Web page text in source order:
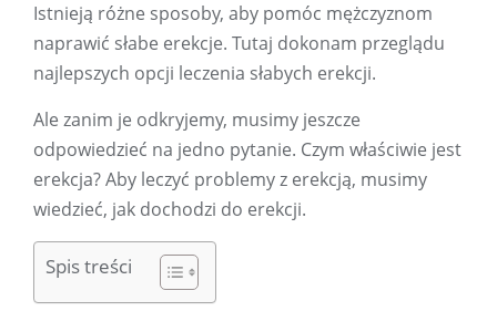
Istnieją różne sposoby, aby pomóc mężczyznom
naprawić słabe erekcje. Tutaj dokonam przeglądu
najlepszych opcji leczenia słabych erekcji.
Ale zanim je odkryjemy, musimy jeszcze
odpowiedzieć na jedno pytanie. Czym właściwie jest
erekcja? Aby leczyć problemy z erekcją, musimy
wiedzieć, jak dochodzi do erekcji.
Spis treści